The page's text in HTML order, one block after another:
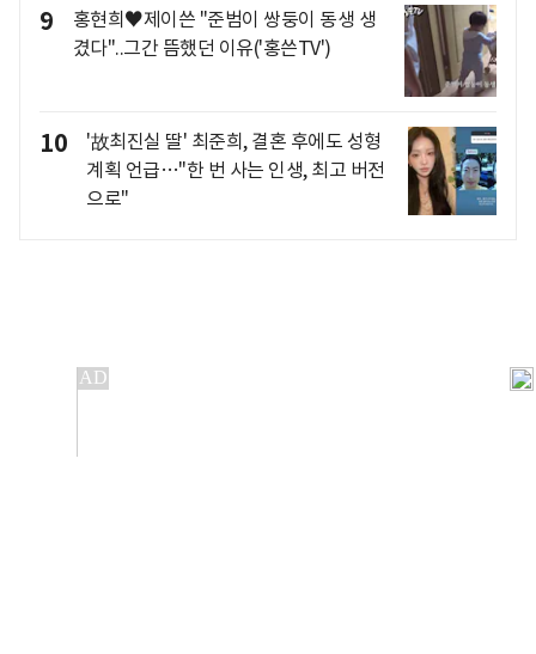
9
홍현희♥제이쓴 "준범이 쌍둥이 동생 생
겼다"..그간 뜸했던 이유('홍쓴TV')
10
'故최진실 딸' 최준희, 결혼 후에도 성형
계획 언급…"한 번 사는 인생, 최고 버전
으로"